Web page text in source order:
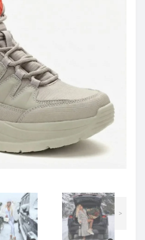
>